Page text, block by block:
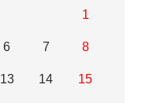
1
6 7 8
13 14 15